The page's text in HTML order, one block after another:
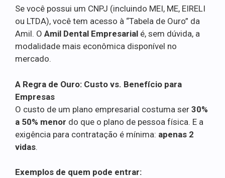
Se você possui um CNPJ (incluindo MEI, ME, EIRELI
ou LTDA), você tem acesso à “Tabela de Ouro” da
Amil. O Amil Dental Empresarial é, sem dúvida, a
modalidade mais econômica disponível no
mercado.
A Regra de Ouro: Custo vs. Benefício para
Empresas
O custo de um plano empresarial costuma ser 30%
a 50% menor do que o plano de pessoa física. E a
exigência para contratação é mínima: apenas 2
vidas.
Exemplos de quem pode entrar: